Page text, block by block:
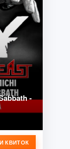
-
КВИТОК